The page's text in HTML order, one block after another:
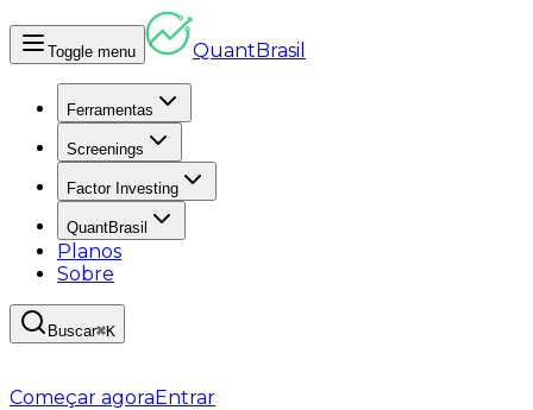
Toggle menu QuantBrasil
Ferramentas
Screenings
Factor Investing
QuantBrasil
Planos
Sobre
Buscar⌘K
Começar agoraEntrar